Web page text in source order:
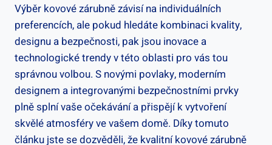
Výběr kovové zárubně závisí na individuálních
preferencích, ale pokud hledáte kombinaci kvality,
designu a bezpečnosti, pak jsou inovace a
technologické trendy v této oblasti pro vás tou
správnou volbou. S novými povlaky, moderním
designem a integrovanými bezpečnostními prvky
plně splní vaše očekávání a přispějí k vytvoření
skvělé atmosféry ve vašem domě. Díky tomuto
článku jste se dozvěděli, že kvalitní kovové zárubně